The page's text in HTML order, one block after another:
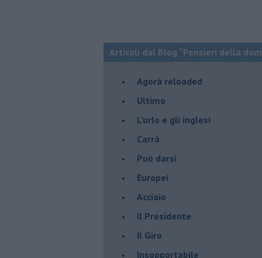
Articoli dal Blog “Pensieri della
​Agorà reloaded
Ultimo
​L’urlo e gli inglesi
Carrà
Può darsi
Europei
Acciaio
Il Presidente
​Il Giro
Insopportabile